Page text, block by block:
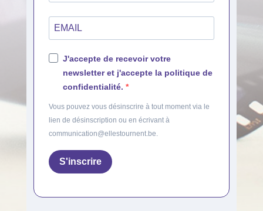
J'accepte de recevoir votre
newsletter et j'accepte la politique de
confidentialité.
Vous pouvez vous désinscrire à tout moment via le
lien de désinscription ou en écrivant à
communication@ellestournent.be.
S'inscrire